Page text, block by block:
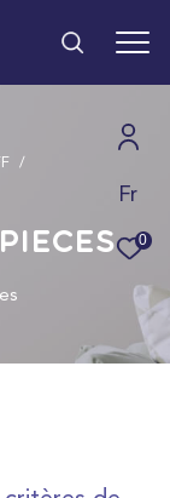
Fr
0